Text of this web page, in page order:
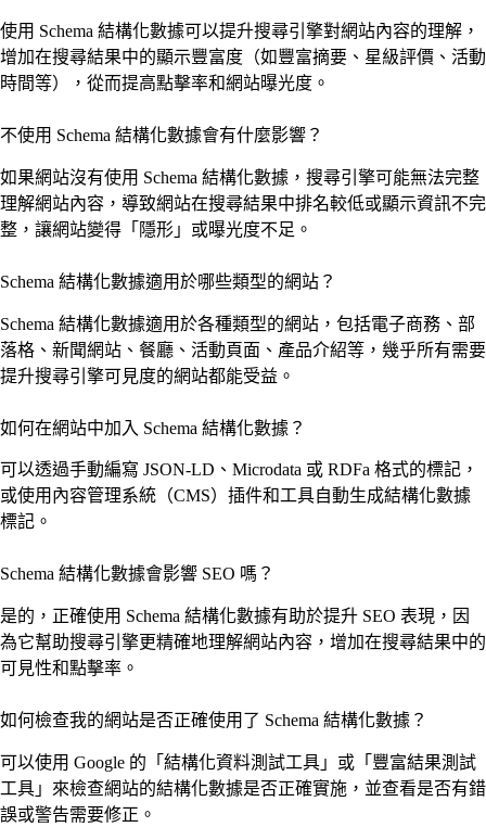
使用 Schema 結構化數據可以提升搜尋引擎對網站內容的理解，
增加在搜尋結果中的顯示豐富度（如豐富摘要、星級評價、活動
時間等），從而提高點擊率和網站曝光度。
不使用 Schema 結構化數據會有什麼影響？
如果網站沒有使用 Schema 結構化數據，搜尋引擎可能無法完整
理解網站內容，導致網站在搜尋結果中排名較低或顯示資訊不完
整，讓網站變得「隱形」或曝光度不足。
Schema 結構化數據適用於哪些類型的網站？
Schema 結構化數據適用於各種類型的網站，包括電子商務、部
落格、新聞網站、餐廳、活動頁面、產品介紹等，幾乎所有需要
提升搜尋引擎可見度的網站都能受益。
如何在網站中加入 Schema 結構化數據？
可以透過手動編寫 JSON-LD、Microdata 或 RDFa 格式的標記，
或使用內容管理系統（CMS）插件和工具自動生成結構化數據
標記。
Schema 結構化數據會影響 SEO 嗎？
是的，正確使用 Schema 結構化數據有助於提升 SEO 表現，因
為它幫助搜尋引擎更精確地理解網站內容，增加在搜尋結果中的
可見性和點擊率。
如何檢查我的網站是否正確使用了 Schema 結構化數據？
可以使用 Google 的「結構化資料測試工具」或「豐富結果測試
工具」來檢查網站的結構化數據是否正確實施，並查看是否有錯
誤或警告需要修正。